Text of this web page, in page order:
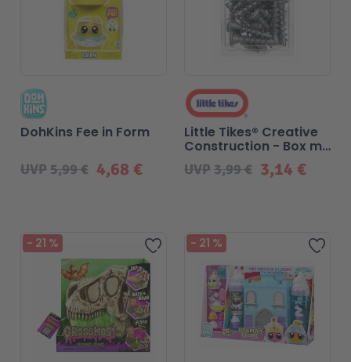
4,68 €
UVP5,99 €
DohKins Fee in Form
3,14 €
UVP3,99 €
Little Tikes® Creative
Construction - Box mit
Schrauben
Zur Wunschliste hinzufügen
- 21 % Zur
- 21 %